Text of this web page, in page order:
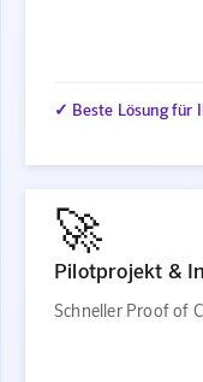
✓ Beste Lösung für
🚀
Pilotprojekt &
Schneller Proof of